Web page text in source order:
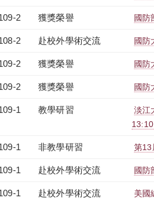
2 獲獎榮譽 國防
2 赴校外學術交流 國防
2 獲獎榮譽 國防
2 獲獎榮譽 國防
1 教學研習
淡江
1 非教學研習 第13
1 赴校外學術交流 國防
1 赴校外學術交流
美國